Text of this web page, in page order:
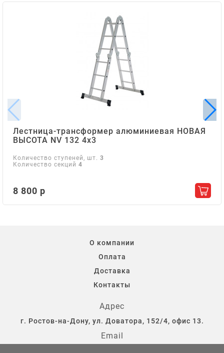
Лестница-трансформер алюминиевая НОВАЯ
ВЫСОТА NV 132 4х3
Количество ступеней, шт. 3
Количество секций 4
8 800 р
О компании
Оплата
Доставка
Контакты
Адрес
г. Ростов-на-Дону, ул. Доватора, 152/4, офис 13.
Email